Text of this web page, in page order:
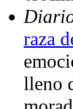
raza
lleno